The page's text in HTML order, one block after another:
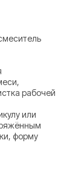
рабочей
или
форму